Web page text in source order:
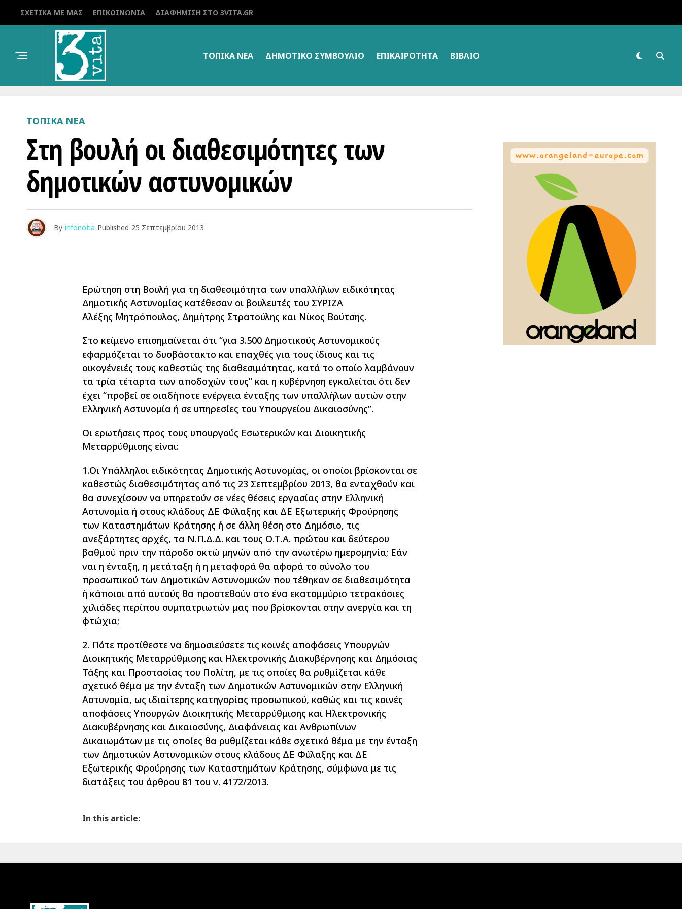
ΣΧΕΤΙΚΆ ΜΕ ΜΑΣ ΕΠΙΚΟΙΝΩΝΊΑ ΔΙΑΦΉΜΙΣΗ ΣΤΟ 3VITA.GR
ΤΟΠΙΚΑ ΝΕΑ ΔΗΜΟΤΙΚΌ ΣΥΜΒΟΎΛΙΟ ΕΠΙΚΑΙΡΌΤΗΤΑ ΒΙΒΛΊΟ
ΤΟΠΙΚΑ ΝΕΑ
Στη βουλή οι διαθεσιμότητες των
δημοτικών αστυνομικών
By infonotia Published 25 Σεπτεμβρίου 2013
Ερώτηση στη Βουλή για τη διαθεσιμότητα των υπαλλήλων ειδικότητας
Δημοτικής Αστυνομίας κατέθεσαν οι βουλευτές του ΣΥΡΙΖΑ
Αλέξης Μητρόπουλος, Δημήτρης Στρατούλης και Νίκος Βούτσης.
Στο κείμενο επισημαίνεται ότι “για 3.500 Δημοτικούς Αστυνομικούς
εφαρμόζεται το δυσβάστακτο και επαχθές για τους ίδιους και τις
οικογένειές τους καθεστώς της διαθεσιμότητας, κατά το οποίο λαμβάνουν
τα τρία τέταρτα των αποδοχών τους” και η κυβέρνηση εγκαλείται ότι δεν
έχει “προβεί σε οιαδήποτε ενέργεια ένταξης των υπαλλήλων αυτών στην
Ελληνική Αστυνομία ή σε υπηρεσίες του Υπουργείου Δικαιοσύνης”.
Οι ερωτήσεις προς τους υπουργούς Εσωτερικών και Διοικητικής
Μεταρρύθμισης είναι:
1.Οι Υπάλληλοι ειδικότητας Δημοτικής Αστυνομίας, οι οποίοι βρίσκονται σε
καθεστώς διαθεσιμότητας από τις 23 Σεπτεμβρίου 2013, θα ενταχθούν και
θα συνεχίσουν να υπηρετούν σε νέες θέσεις εργασίας στην Ελληνική
Αστυνομία ή στους κλάδους ΔΕ Φύλαξης και ΔΕ Εξωτερικής Φρούρησης
των Καταστημάτων Κράτησης ή σε άλλη θέση στο Δημόσιο, τις
ανεξάρτητες αρχές, τα Ν.Π.Δ.Δ. και τους Ο.Τ.Α. πρώτου και δεύτερου
βαθμού πριν την πάροδο οκτώ μηνών από την ανωτέρω ημερομηνία; Εάν
ναι η ένταξη, η μετάταξη ή η μεταφορά θα αφορά το σύνολο του
προσωπικού των Δημοτικών Αστυνομικών που τέθηκαν σε διαθεσιμότητα
ή κάποιοι από αυτούς θα προστεθούν στο ένα εκατομμύριο τετρακόσιες
χιλιάδες περίπου συμπατριωτών μας που βρίσκονται στην ανεργία και τη
φτώχια;
2. Πότε προτίθεστε να δημοσιεύσετε τις κοινές αποφάσεις Υπουργών
Διοικητικής Μεταρρύθμισης και Ηλεκτρονικής Διακυβέρνησης και Δημόσιας
Τάξης και Προστασίας του Πολίτη, με τις οποίες θα ρυθμίζεται κάθε
σχετικό θέμα με την ένταξη των Δημοτικών Αστυνομικών στην Ελληνική
Αστυνομία, ως ιδιαίτερης κατηγορίας προσωπικού, καθώς και τις κοινές
αποφάσεις Υπουργών Διοικητικής Μεταρρύθμισης και Ηλεκτρονικής
Διακυβέρνησης και Δικαιοσύνης, Διαφάνειας και Ανθρωπίνων
Δικαιωμάτων με τις οποίες θα ρυθμίζεται κάθε σχετικό θέμα με την ένταξη
των Δημοτικών Αστυνομικών στους κλάδους ΔΕ Φύλαξης και ΔΕ
Εξωτερικής Φρούρησης των Καταστημάτων Κράτησης, σύμφωνα με τις
διατάξεις του άρθρου 81 του ν. 4172/2013.
In this article: